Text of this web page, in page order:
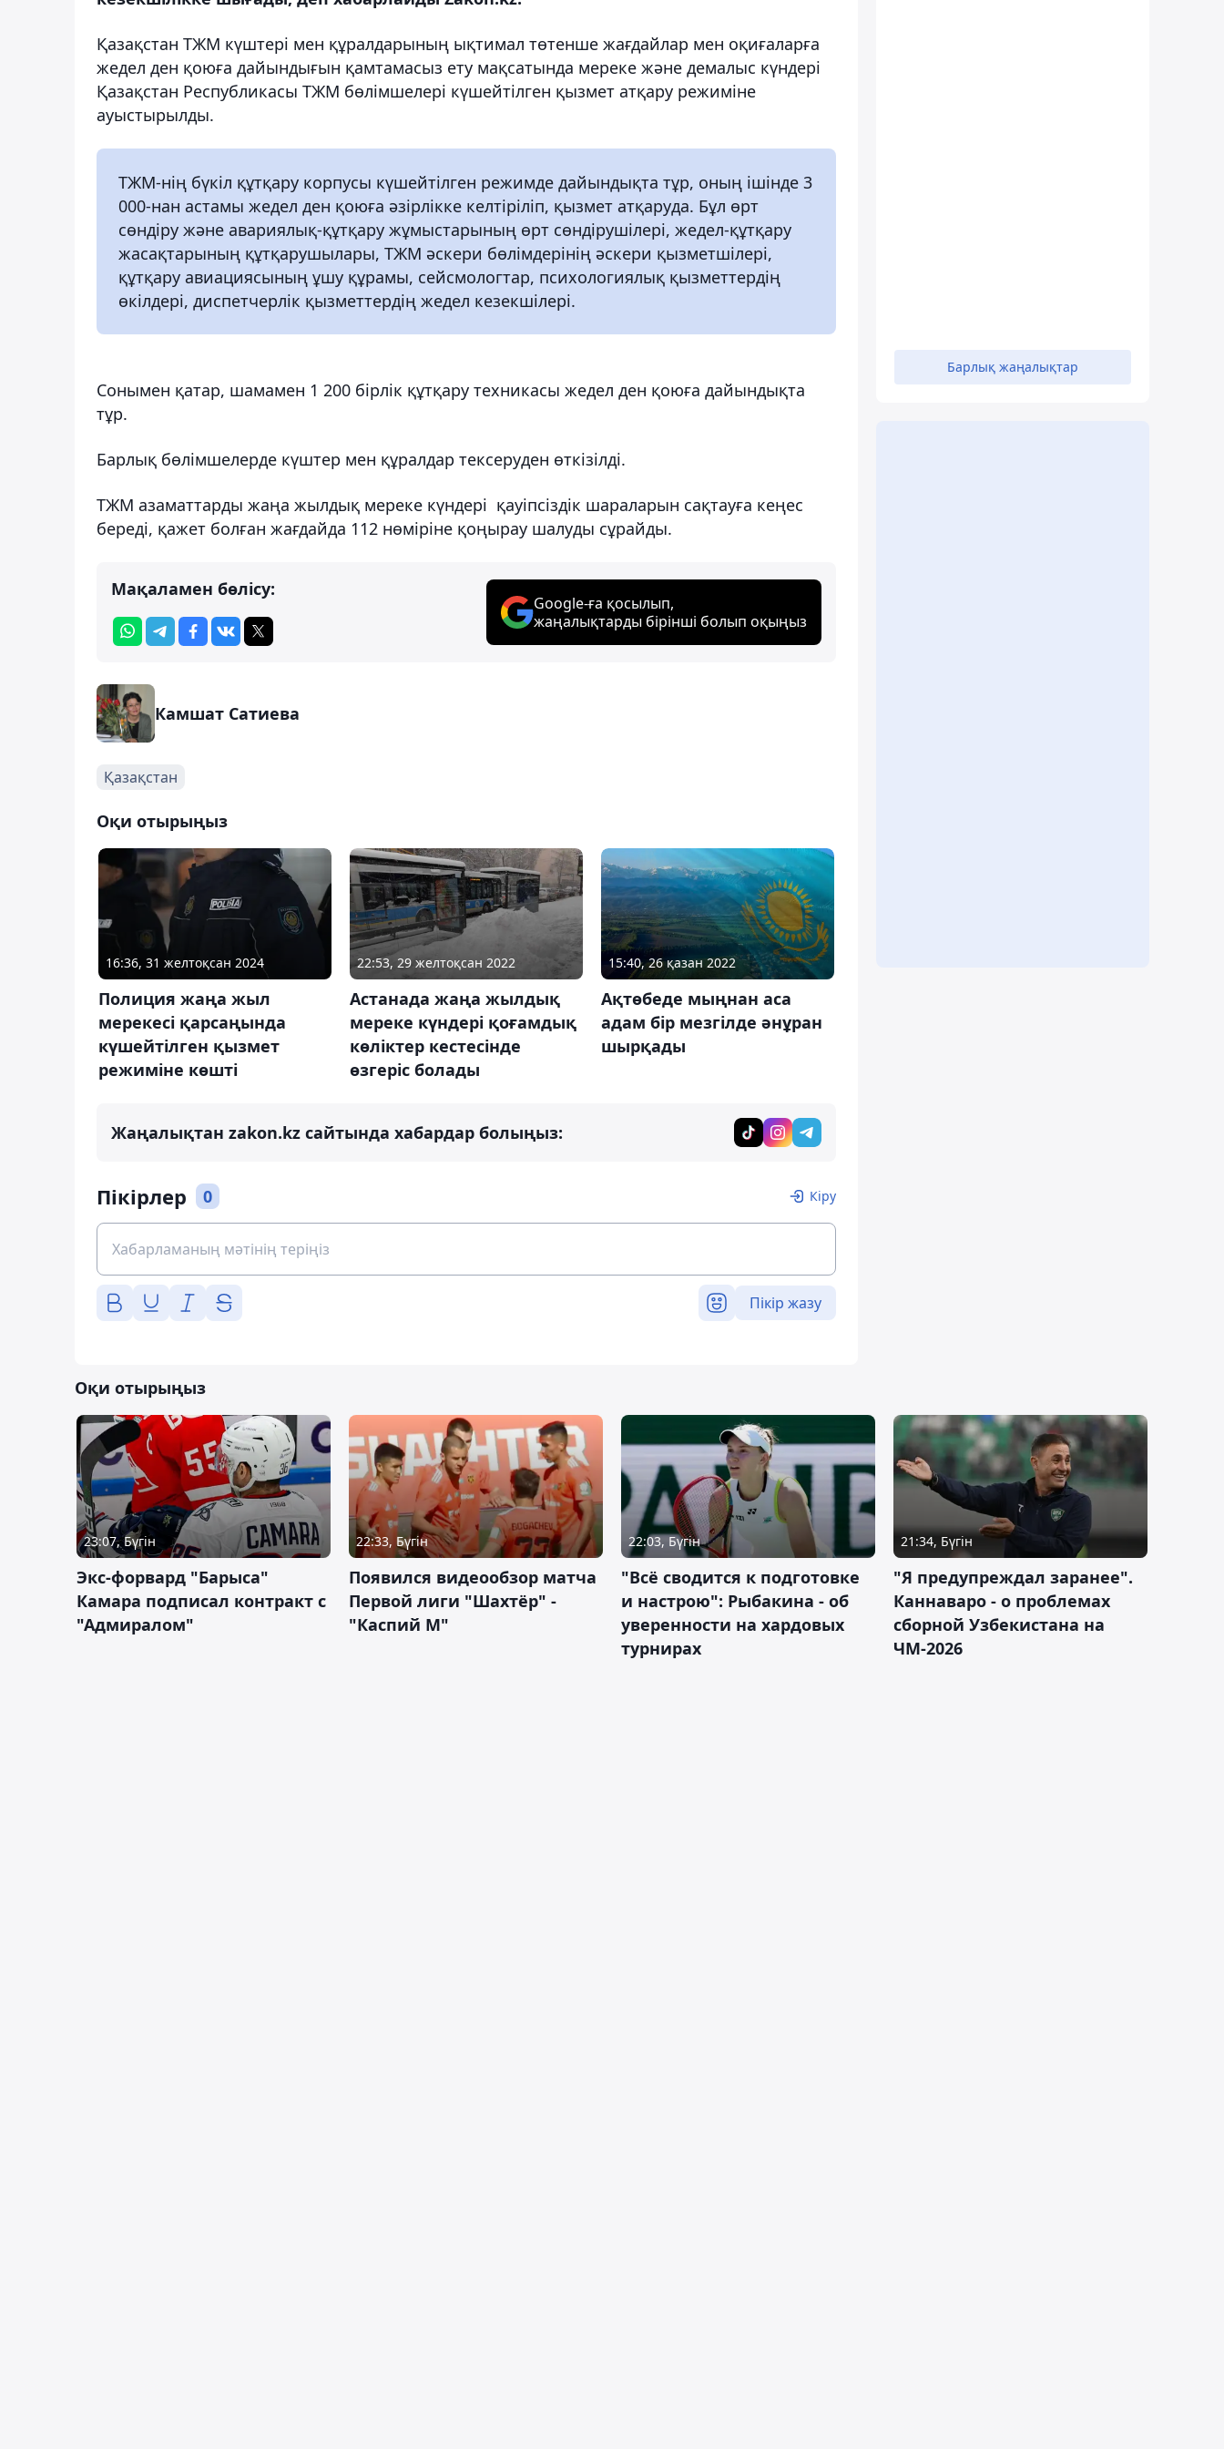
Қазақстан ТЖМ күштері мен құралдарының ықтимал төтенше жағдайлар мен оқиғаларға
жедел ден қоюға дайындығын қамтамасыз ету мақсатында мереке және демалыс күндері
Қазақстан Республикасы ТЖМ бөлімшелері күшейтілген қызмет атқару режиміне
ауыстырылды.
ТЖМ-нің бүкіл құтқару корпусы күшейтілген режимде дайындықта тұр, оның ішінде 3
000-нан астамы жедел ден қоюға әзірлікке келтіріліп, қызмет атқаруда. Бұл өрт
сөндіру және авариялық-құтқару жұмыстарының өрт сөндірушілері, жедел-құтқару
жасақтарының құтқарушылары, ТЖМ әскери бөлімдерінің әскери қызметшілері,
құтқару авиациясының ұшу құрамы, сейсмологтар, психологиялық қызметтердің
өкілдері, диспетчерлік қызметтердің жедел кезекшілері.
Сонымен қатар, шамамен 1 200 бірлік құтқару техникасы жедел ден қоюға дайындықта
тұр.
Барлық бөлімшелерде күштер мен құралдар тексеруден өткізілді.
ТЖМ азаматтарды жаңа жылдық мереке күндері қауіпсіздік шараларын сақтауға кеңес
береді, қажет болған жағдайда 112 нөміріне қоңырау шалуды сұрайды.
Мақаламен бөлісу:
Google-ға қосылып,
жаңалықтарды бірінші болып оқыңыз
Камшат Сатиева
Қазақстан
Оқи отырыңыз
16:36, 31 желтоқсан 2024
Полиция жаңа жыл
мерекесі қарсаңында
күшейтілген қызмет
режиміне көшті
22:53, 29 желтоқсан 2022
Астанада жаңа жылдық
мереке күндері қоғамдық
көліктер кестесінде
өзгеріс болады
15:40, 26 қазан 2022
Ақтөбеде мыңнан аса
адам бір мезгілде әнұран
шырқады
Жаңалықтан zakon.kz сайтында хабардар болыңыз:
Пікірлер 0 Кіру
Пікір жазу
Барлық жаңалықтар
Оқи отырыңыз
23:07, Бүгін
Экс-форвард "Барыса"
Камара подписал контракт с
"Адмиралом"
22:33, Бүгін
Появился видеообзор матча
Первой лиги "Шахтёр" -
"Каспий М"
22:03, Бүгін
"Всё сводится к подготовке
и настрою": Рыбакина - об
уверенности на хардовых
турнирах
21:34, Бүгін
"Я предупреждал заранее".
Каннаваро - о проблемах
сборной Узбекистана на
ЧМ-2026